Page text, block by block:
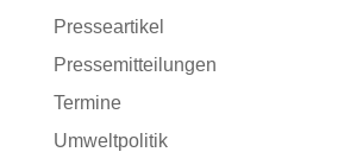
Presseartikel
Pressemitteilungen
Termine
Umweltpolitik